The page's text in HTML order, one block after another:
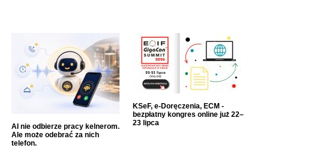
AI nie odbierze pracy kelnerom.
Ale może odebrać za nich
telefon.
KSeF, e-Doręczenia, ECM -
bezpłatny kongres online już 22–
23 lipca